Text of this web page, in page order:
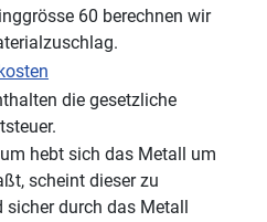
60 berechnen wir
die gesetzliche
hebt sich das Metall um
scheint dieser zu
durch das Metall